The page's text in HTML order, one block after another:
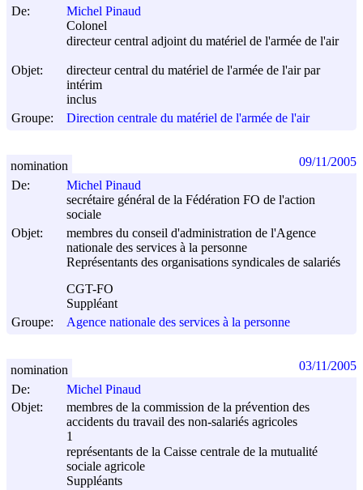
De:
Michel Pinaud
Colonel
directeur central adjoint du matériel de l'armée de l'air
Objet:
directeur central du matériel de l'armée de l'air par
intérim
inclus
Groupe:
Direction centrale du matériel de l'armée de l'air
De:
Michel Pinaud
secrétaire général de la Fédération FO de l'action
sociale
Objet:
membres du conseil d'administration de l'Agence
nationale des services à la personne
Représentants des organisations syndicales de salariés
CGT-FO
Suppléant
Groupe:
Agence nationale des services à la personne
nomination 09/11/2005
De:
Michel Pinaud
Objet:
membres de la commission de la prévention des
accidents du travail des non-salariés agricoles
1
représentants de la Caisse centrale de la mutualité
sociale agricole
Suppléants
nomination 03/11/2005